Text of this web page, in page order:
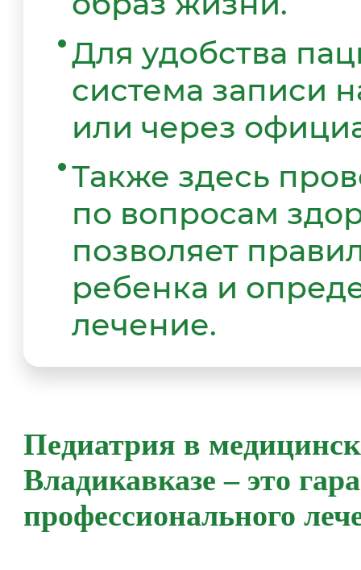
Для удобства
система записи
или через
Также здесь
по вопросам
позволяет
ребенка и
лечение.
Педиатрия в
Владикавказе – это
профессионального